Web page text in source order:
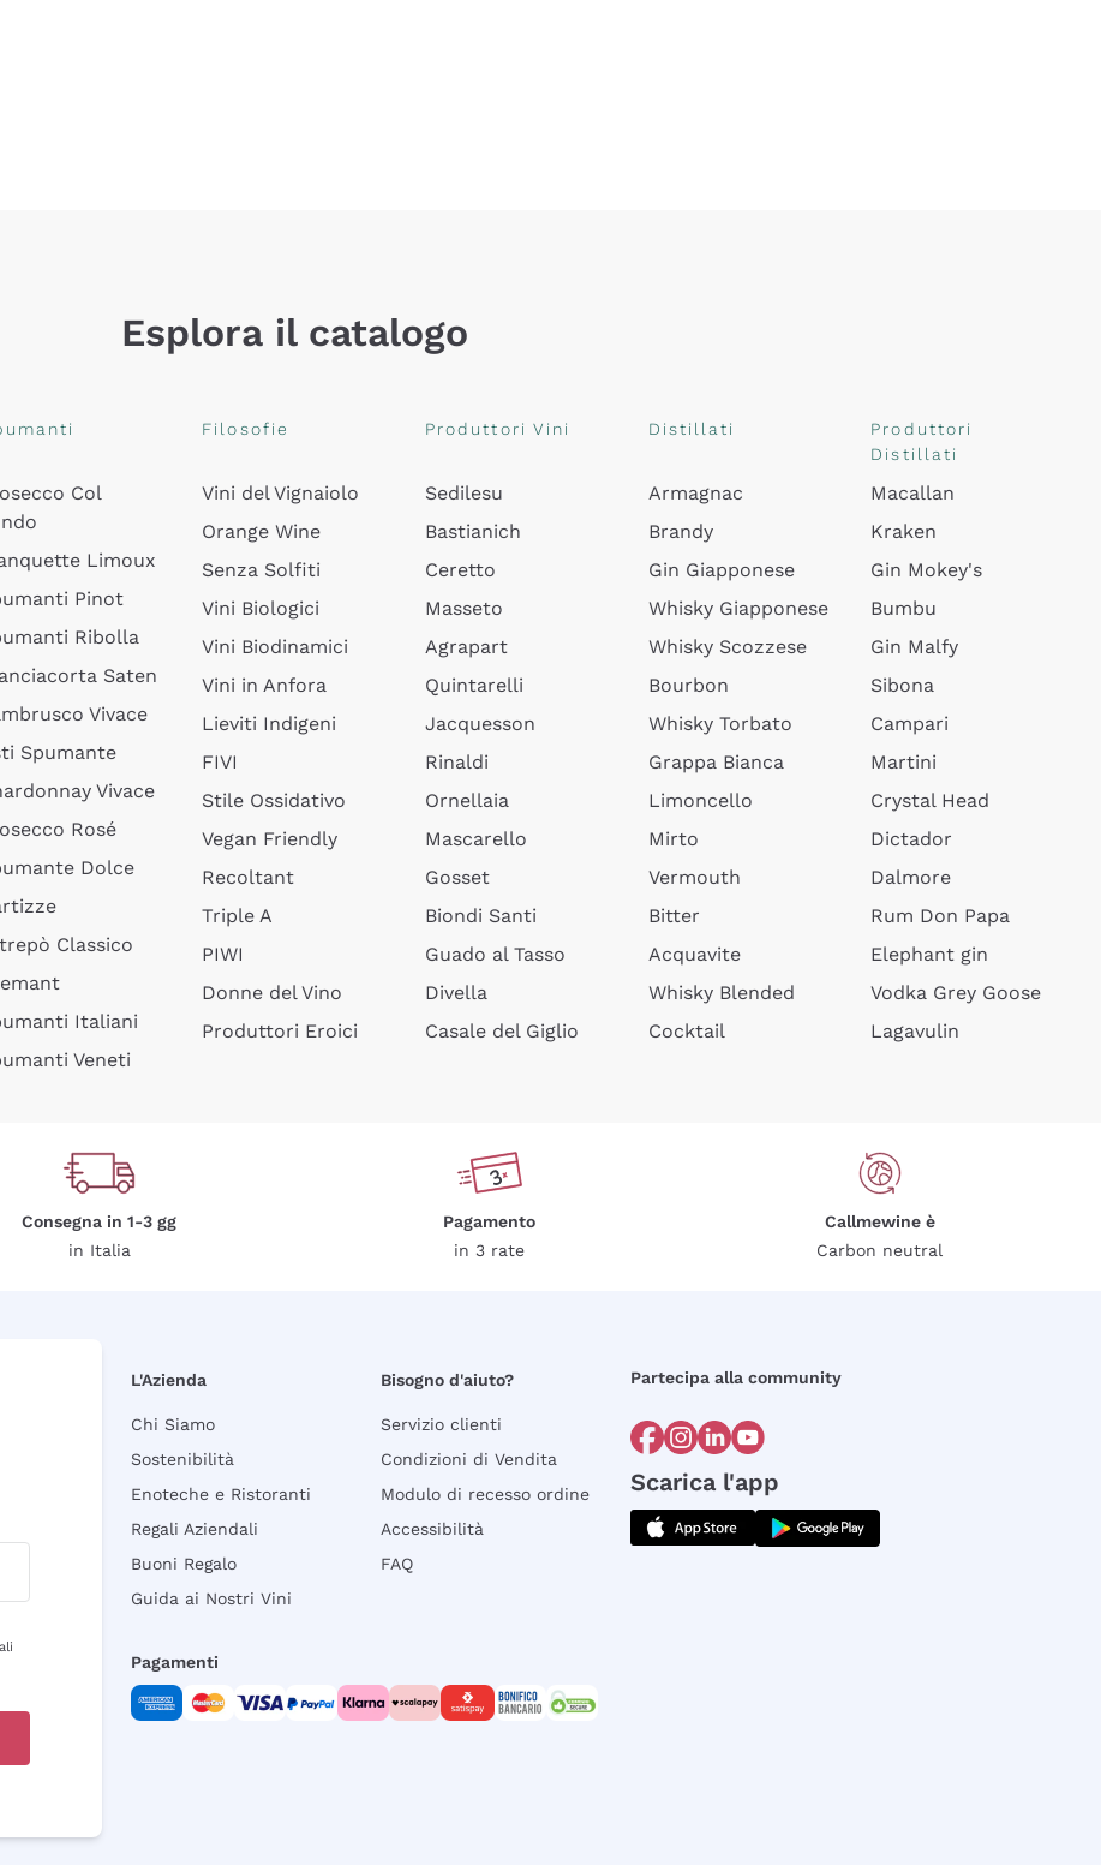
Esplora il catalogo
Col
Limoux
Pinot
Ribolla
Saten
Vivace
Spumante
Vivace
Rosé
Dolce
Classico
Italiani
Veneti
Filosofie
Vini del Vignaiolo
Orange Wine
Senza Solfiti
Vini Biologici
Vini Biodinamici
Vini in Anfora
Lieviti Indigeni
FIVI
Stile Ossidativo
Vegan Friendly
Recoltant
Triple A
PIWI
Donne del Vino
Produttori Eroici
Produttori Vini
Sedilesu
Bastianich
Ceretto
Masseto
Agrapart
Quintarelli
Jacquesson
Rinaldi
Ornellaia
Mascarello
Gosset
Biondi Santi
Guado al Tasso
Divella
Casale del Giglio
Distillati
Armagnac
Brandy
Gin Giapponese
Whisky Giapponese
Whisky Scozzese
Bourbon
Whisky Torbato
Grappa Bianca
Limoncello
Mirto
Vermouth
Bitter
Acquavite
Whisky Blended
Cocktail
Produttori
Distillati
Macallan
Kraken
Gin Mokey's
Bumbu
Gin Malfy
Sibona
Campari
Martini
Crystal Head
Dictador
Dalmore
Rum Don Papa
Elephant gin
Vodka Grey Goose
Lagavulin
Consegna in 1-3 gg
in Italia
Pagamento
in 3 rate
Callmewine è
Carbon neutral
L'Azienda
Chi Siamo
Sostenibilità
Enoteche e Ristoranti
Regali Aziendali
Buoni Regalo
Guida ai Nostri Vini
Bisogno d'aiuto?
Servizio clienti
Condizioni di Vendita
Modulo di recesso ordine
Accessibilità
FAQ
Partecipa alla community
Scarica l'app
Pagamenti